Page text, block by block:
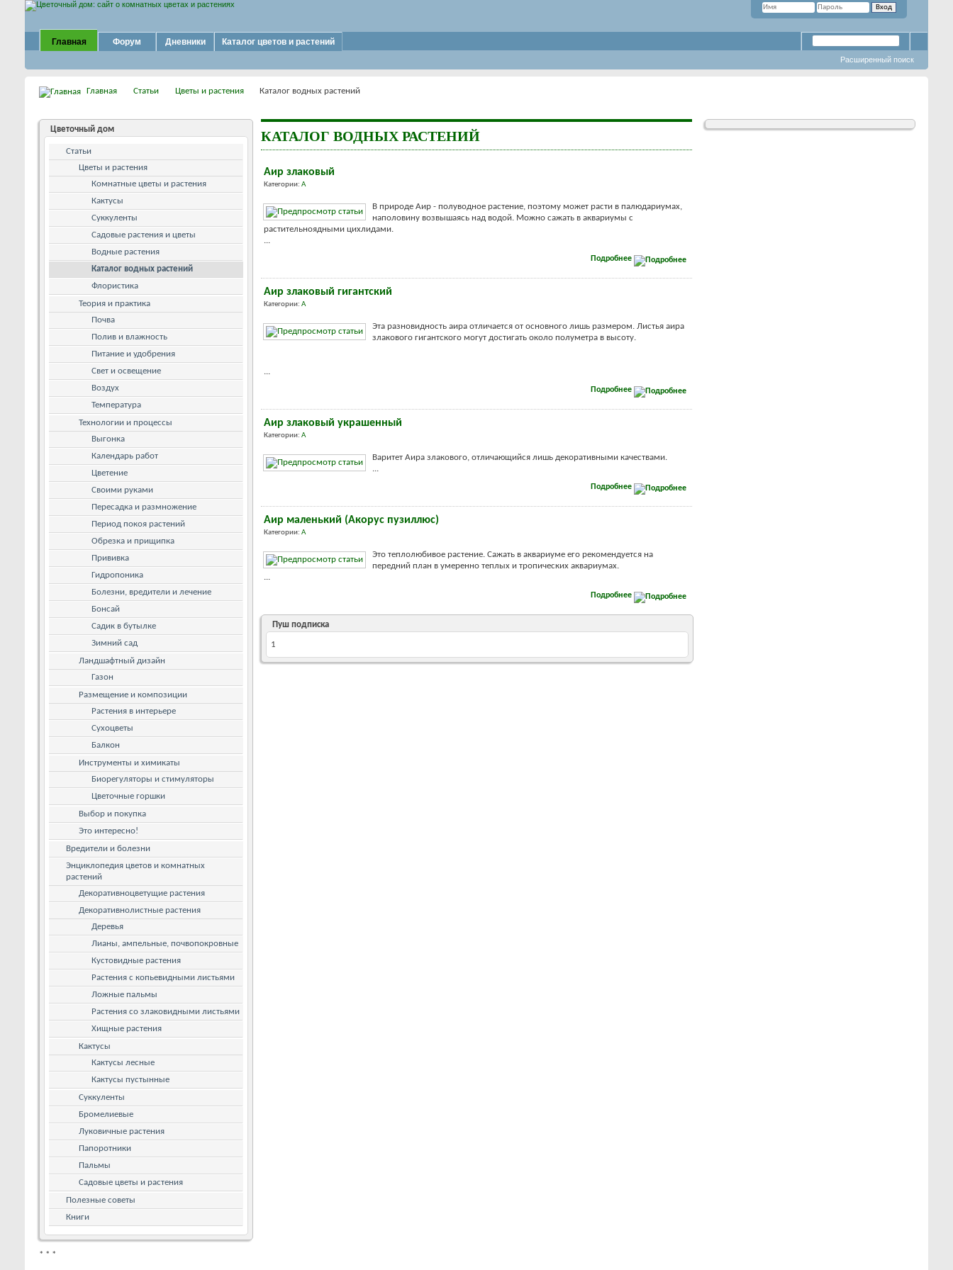
Главная Форум Дневники Каталог цветов и растений
Расширенный поиск
Главная Статьи Цветы и растения Каталог водных растений
КАТАЛОГ ВОДНЫХ РАСТЕНИЙ
Аир злаковый
Категории: А
В природе Аир - полуводное растение, поэтому может расти в палюдариумах,
наполовину возвышаясь над водой. Можно сажать в аквариумы с
растительноядными цихлидами.
Подробнее
Аир злаковый гигантский
Категории: А
Эта разновидность аира отличается от основного лишь размером. Листья аира
злакового гигантского могут достигать около полуметра в высоту.
Подробнее
Аир злаковый украшенный
Категории: А
Варитет Аира злакового, отличающийся лишь декоративными качествами.
Подробнее
Аир маленький (Акорус пузиллюс)
Категории: А
Это теплолюбивое растение. Сажать в аквариуме его рекомендуется на
передний план в умеренно теплых и тропических аквариумах.
Подробнее
Пуш подписка
1
Цветочный дом
Статьи
Цветы и растения
Комнатные цветы и растения
Кактусы
Суккуленты
Садовые растения и цветы
Водные растения
Каталог водных растений
Флористика
Теория и практика
Почва
Полив и влажность
Питание и удобрения
Свет и освещение
Воздух
Температура
Технологии и процессы
Выгонка
Календарь работ
Цветение
Своими руками
Пересадка и размножение
Период покоя растений
Обрезка и прищипка
Прививка
Гидропоника
Болезни, вредители и лечение
Бонсай
Садик в бутылке
Зимний сад
Ландшафтный дизайн
Газон
Размещение и композиции
Растения в интерьере
Сухоцветы
Балкон
Инструменты и химикаты
Биорегуляторы и стимуляторы
Цветочные горшки
Выбор и покупка
Это интересно!
Вредители и болезни
Энциклопедия цветов и комнатных
растений
Декоративноцветущие растения
Декоративнолистные растения
Деревья
Лианы, ампельные, почвопокровные
Кустовидные растения
Растения с копьевидными листьями
Ложные пальмы
Растения со злаковидными листьями
Хищные растения
Кактусы
Кактусы лесные
Кактусы пустынные
Суккуленты
Бромелиевые
Луковичные растения
Папоротники
Пальмы
Садовые цветы и растения
Полезные советы
Книги
* * *